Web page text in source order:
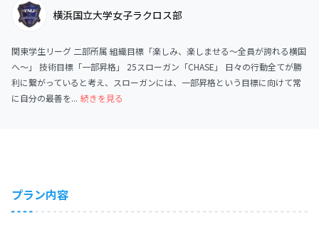
横浜国立大学女子ラクロス部
関東学生リーグ 二部所属 組織目標「楽しみ、楽しませる〜全員が誇れる横国
へ〜」 技術目標「一部昇格」 25スローガン「CHASE」 日々の行動全てが勝
利に繋がっていると考え、スローガンには、一部昇格という目標に向けて常
に自分の最善を... 続きを見る
プラン内容